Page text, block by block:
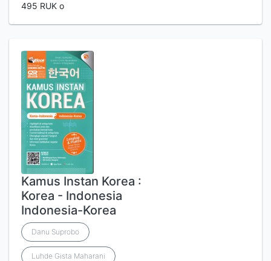
495 RUK o
Kamus Instan Korea :
Korea - Indonesia
Indonesia-Korea
Danu Suprobo
Luhde Gista Maharani